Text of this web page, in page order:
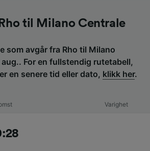
til Milano Centrale
som avgår fra Rho til Milano
aug.. For en fullstendig rutetabell,
en senere tid eller dato, klikk her.
Varighet